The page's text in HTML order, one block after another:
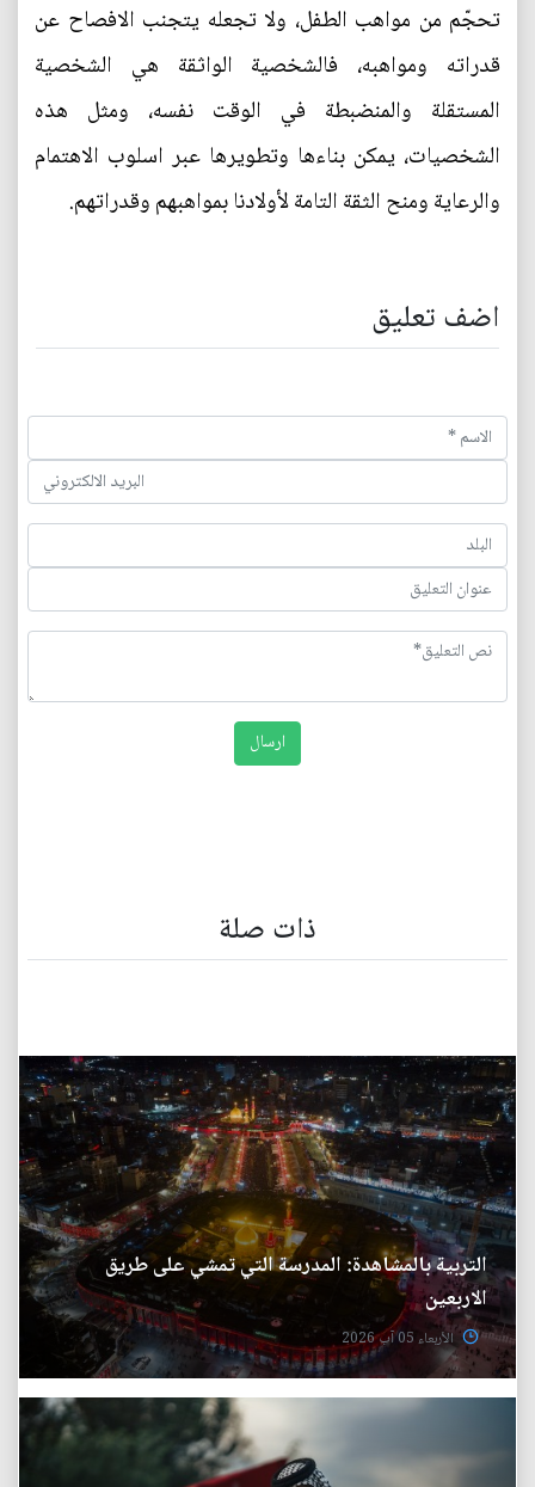
تحجّم من مواهب الطفل، ولا تجعله يتجنب الافصاح عن
قدراته ومواهبه، فالشخصية الواثقة هي الشخصية
المستقلة والمنضبطة في الوقت نفسه، ومثل هذه
الشخصيات، يمكن بناءها وتطويرها عبر اسلوب الاهتمام
والرعاية ومنح الثقة التامة لأولادنا بمواهبهم وقدراتهم.
اضف تعليق
ذات صلة
التربية بالمشاهدة: المدرسة التي تمشي على طريق
الاربعين
الأربعاء 05 آب 2026